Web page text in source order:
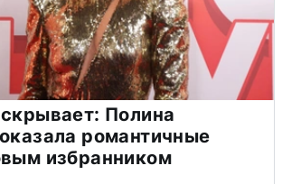
Полина
романтичные
избранником